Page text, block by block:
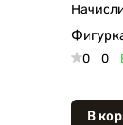
0 0
В